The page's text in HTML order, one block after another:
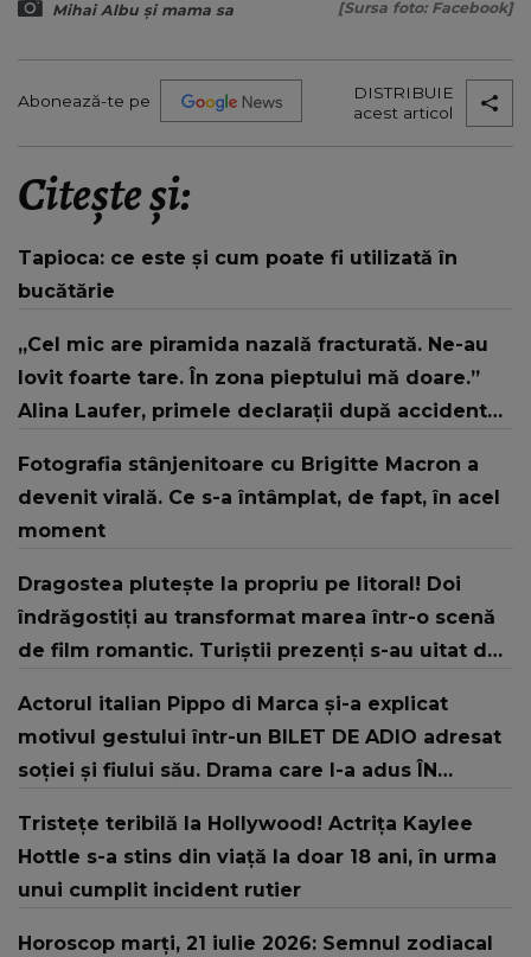
Mihai Albu și mama sa [Sursa foto: Facebook]
Abonează-te pe
DISTRIBUIE
acest articol
Citește și:
Tapioca: ce este și cum poate fi utilizată în
bucătărie
„Cel mic are piramida nazală fracturată. Ne-au
lovit foarte tare. În zona pieptului mă doare.”
Alina Laufer, primele declarații după accidentul
sa!
Fotografia stânjenitoare cu Brigitte Macron a
devenit virală. Ce s-a întâmplat, de fapt, în acel
moment
Dragostea plutește la propriu pe litoral! Doi
îndrăgostiți au transformat marea într-o scenă
de film romantic. Turiștii prezenți s-au uitat de
Actorul italian Pippo di Marca și-a explicat
motivul gestului într-un BILET DE ADIO adresat
soției și fiului său. Drama care l-a adus ÎN
tăcere, departe de ochii tuturor: "Îmi pare
rău, nu mai pot suporta. Nu..."
Tristețe teribilă la Hollywood! Actrița Kaylee
Hottle s-a stins din viață la doar 18 ani, în urma
unui cumplit incident rutier
Horoscop marți, 21 iulie 2026: Semnul zodiacal